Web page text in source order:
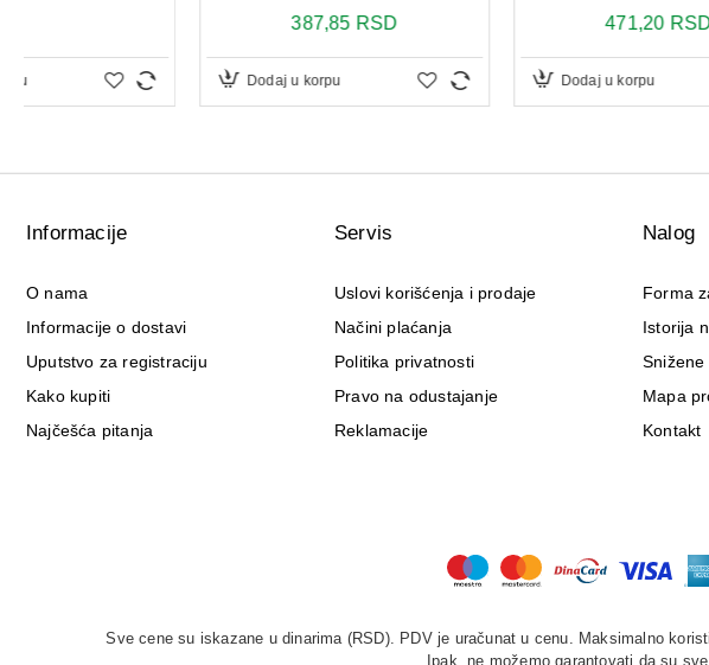
Dodaj u korpu Dodaj u korpu
Informacije
O nama
Informacije o dostavi
Uputstvo za registraciju
Kako kupiti
Najčešća pitanja
Servis
Uslovi korišćenja i prodaje
Načini plaćanja
Politika privatnosti
Pravo na odustajanje
Reklamacije
Nalog
Forma
Istorija
Snižene
Mapa
Kontakt
Sve cene su iskazane u dinarima (RSD). PDV je uračunat u cenu. Maksimalno
Ipak, ne možemo garantovati da su